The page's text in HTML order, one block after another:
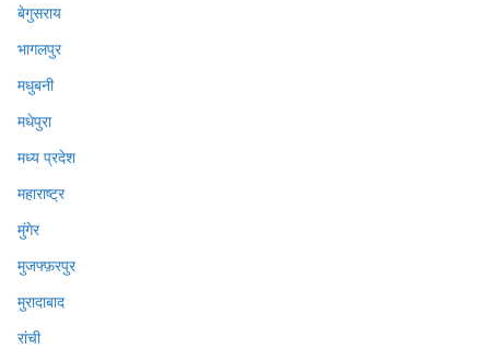
बेगुसराय
भागलपुर
मधुबनी
मधेपुरा
मध्य प्रदेश
महाराष्ट्र
मुंगेर
मुजफ्फ़रपुर
मुरादाबाद
रांची